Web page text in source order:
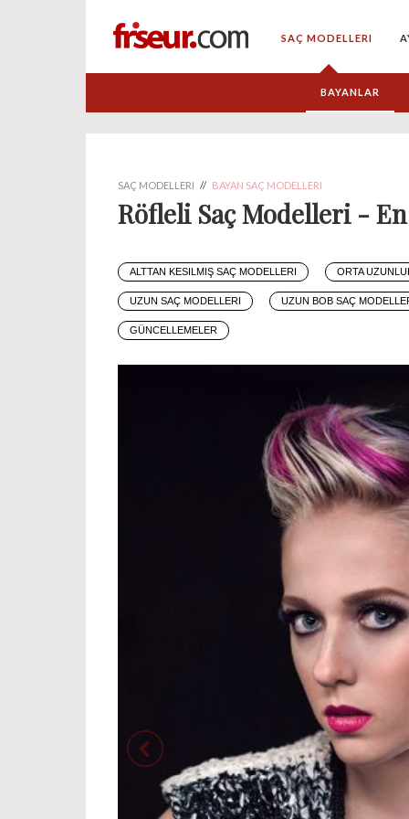
SAÇ MODELLERI
BAYANLAR
SAÇ MODELLERI // BAYAN SAÇ MODELLERI
Röfleli Saç Modelleri -
ALTTAN KESILMIŞ SAÇ MODELLERI ORTA
UZUN SAÇ MODELLERI UZUN BOB SAÇ
GÜNCELLEMELER